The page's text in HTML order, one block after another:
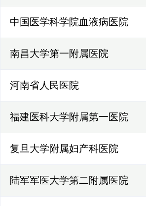
中国医学科学院血液病医院
南昌大学第一附属医院
河南省人民医院
福建医科大学附属第一医院
复旦大学附属妇产科医院
陆军军医大学第二附属医院